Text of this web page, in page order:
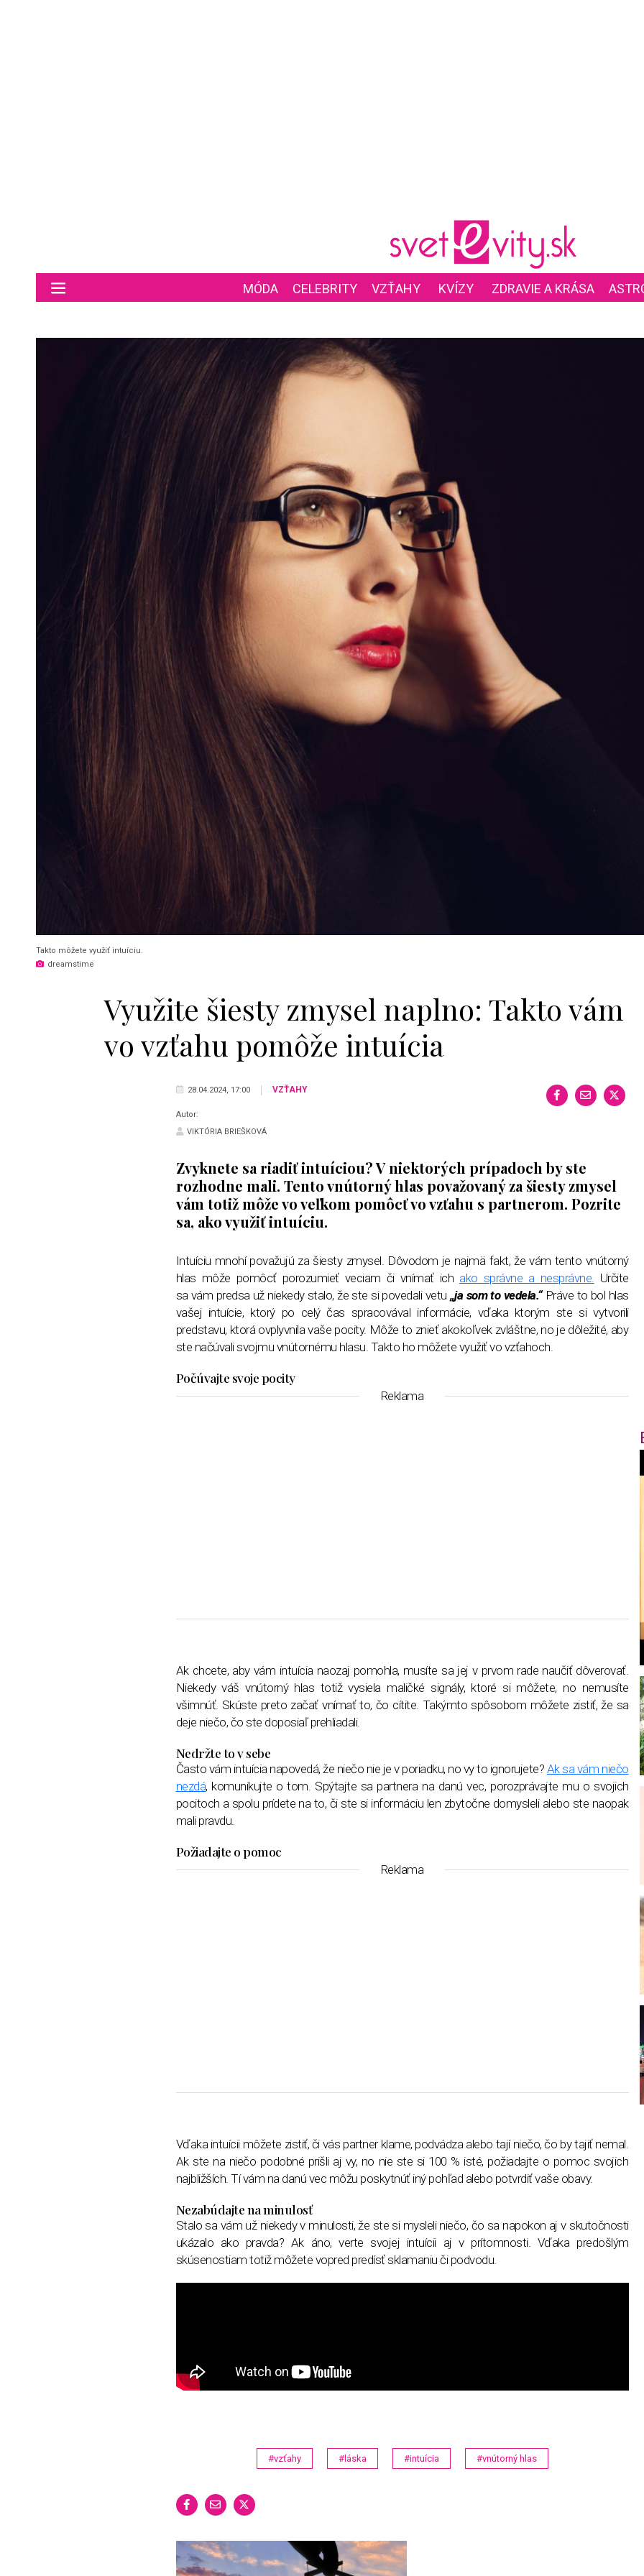
MÓDA CELEBRITY VZŤAHY KVÍZY ZDRAVIE A KRÁSA
Takto môžete využiť intuíciu.
dreamstime
Využite šiesty zmysel naplno: Takto vám
vo vzťahu pomôže intuícia
28.04.2024, 17:00 VZŤAHY
Autor:
VIKTÓRIA BRIEŠKOVÁ
Zvyknete sa riadiť intuíciou? V niektorých prípadoch by ste
rozhodne mali. Tento vnútorný hlas považovaný za šiesty zmysel
vám totiž môže vo veľkom pomôcť vo vzťahu s partnerom. Pozrite
sa, ako využiť intuíciu.
Intuíciu mnohí považujú za šiesty zmysel. Dôvodom je najmä fakt, že vám tento vnútorný
hlas môže pomôcť porozumieť veciam či vnímať ich ako správne a nesprávne.
Určite
sa vám predsa už niekedy stalo, že ste si povedali vetu „ja som to vedela.“Práve to bol hlas
vašej intuície, ktorý po celý čas spracovával informácie, vďaka ktorým ste si vytvorili
predstavu, ktorá ovplyvnila vaše pocity. Môže to znieť akokoľvek zvláštne, no je dôležité, aby
ste načúvali svojmu vnútornému hlasu. Takto ho môžete využiť vo vzťahoch.
Počúvajte svoje pocity
Reklama
Ak chcete, aby vám intuícia naozaj pomohla, musíte sa jej v prvom rade naučiť dôverovať.
Niekedy váš vnútorný hlas totiž vysiela maličké signály, ktoré si môžete, no nemusíte
všimnúť. Skúste preto začať vnímať to, čo cítite. Takýmto spôsobom môžete zistiť, že sa
deje niečo, čo ste doposiaľ prehliadali.
Nedržte to v sebe
Často vám intuícia napovedá, že niečo nie je v poriadku, no vy to ignorujete? Ak sa vám niečo
nezdá, komunikujte o tom. Spýtajte sa partnera na danú vec, porozprávajte mu o svojich
pocitoch a spolu prídete na to, či ste si informáciu len zbytočne domysleli alebo ste naopak
mali pravdu.
Požiadajte o pomoc
Reklama
Vďaka intuícii môžete zistiť, či vás partner klame, podvádza alebo tají niečo, čo by tajiť nemal.
Ak ste na niečo podobné prišli aj vy, no nie ste si 100 % isté, požiadajte o pomoc svojich
najbližších. Tí vám na danú vec môžu poskytnúť iný pohľad alebo potvrdiť vaše obavy.
Nezabúdajte na minulosť
Stalo sa vám už niekedy v minulosti, že ste si mysleli niečo, čo sa napokon aj v skutočnosti
ukázalo ako pravda? Ak áno, verte svojej intuícii aj v prítomnosti. Vďaka predošlým
skúsenostiam totiž môžete vopred predísť sklamaniu či podvodu.
#vzťahy #láska #intuícia #vnútorný hlas
f
u
s
s
l